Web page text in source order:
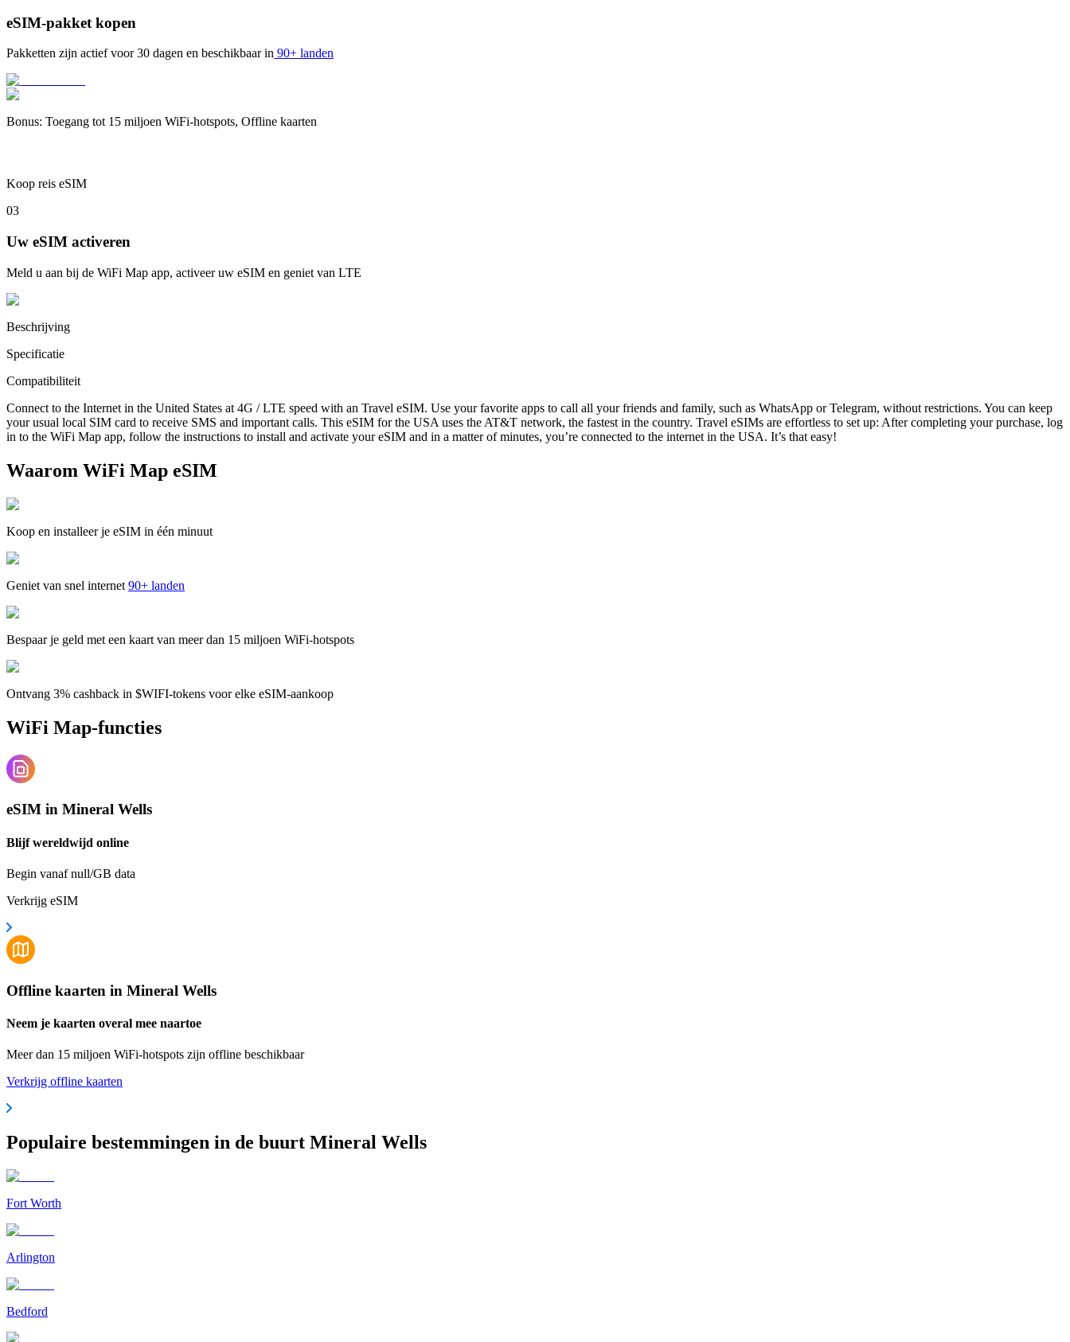
eSIM-pakket kopen
Pakketten zijn actief voor 30 dagen en beschikbaar in 90+ landen
Bonus: Toegang tot 15 miljoen WiFi-hotspots, Offline kaarten
Koop reis eSIM
03
Uw eSIM activeren
Meld u aan bij de WiFi Map app, activeer uw eSIM en geniet van LTE
Beschrijving
Specificatie
Compatibiliteit
Connect to the Internet in the United States at 4G / LTE speed with an Travel eSIM. Use your favorite apps to call all your friends and family, such as WhatsApp or Telegram, without restrictions. You can keep
your usual local SIM card to receive SMS and important calls. This eSIM for the USA uses the AT&T network, the fastest in the country. Travel eSIMs are effortless to set up: After completing your purchase, log
in to the WiFi Map app, follow the instructions to install and activate your eSIM and in a matter of minutes, you’re connected to the internet in the USA. It’s that easy!
Waarom WiFi Map eSIM
Koop en installeer je eSIM in één minuut
Geniet van snel internet 90+ landen
Bespaar je geld met een kaart van meer dan 15 miljoen WiFi-hotspots
Ontvang 3% cashback in $WIFI-tokens voor elke eSIM-aankoop
WiFi Map-functies
eSIM in Mineral Wells
Blijf wereldwijd online
Begin vanaf null/GB data
Verkrijg eSIM
Offline kaarten in Mineral Wells
Neem je kaarten overal mee naartoe
Meer dan 15 miljoen WiFi-hotspots zijn offline beschikbaar
Verkrijg offline kaarten
Populaire bestemmingen in de buurt Mineral Wells
Fort Worth
Arlington
Bedford